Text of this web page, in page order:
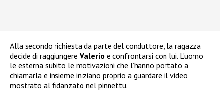
Alla secondo richiesta da parte del conduttore, la ragazza
decide di raggiungere Valerio e confrontarsi con lui. L’uomo
le esterna subito le motivazioni che l’hanno portato a
chiamarla e insieme iniziano proprio a guardare il video
mostrato al fidanzato nel pinnettu.